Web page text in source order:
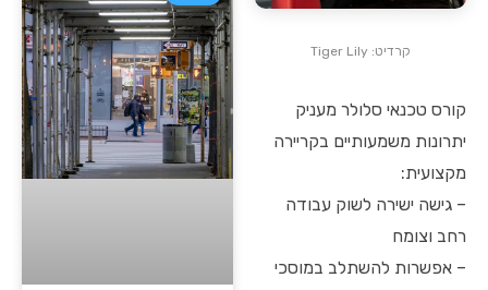
קרדיט: Tiger Lily
קורס טכנאי סלולר מעניק
יתרונות משמעותיים בקריירה
מקצועית:
– גישה ישירה לשוק עבודה
רחב וצומח
– אפשרות להשתלב במוסכי